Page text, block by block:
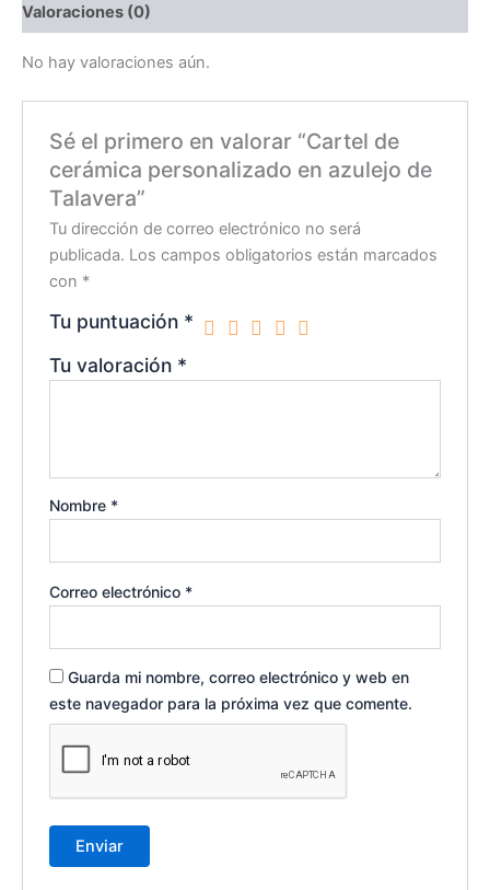
Valoraciones (0)
No hay valoraciones aún.
Sé el primero en valorar “Cartel de
cerámica personalizado en azulejo de
Talavera”
Tu dirección de correo electrónico no será
publicada. Los campos obligatorios están marcados
con *
Tu puntuación *
Tu valoración *
Nombre *
Correo electrónico *
Guarda mi nombre, correo electrónico y web en
este navegador para la próxima vez que comente.